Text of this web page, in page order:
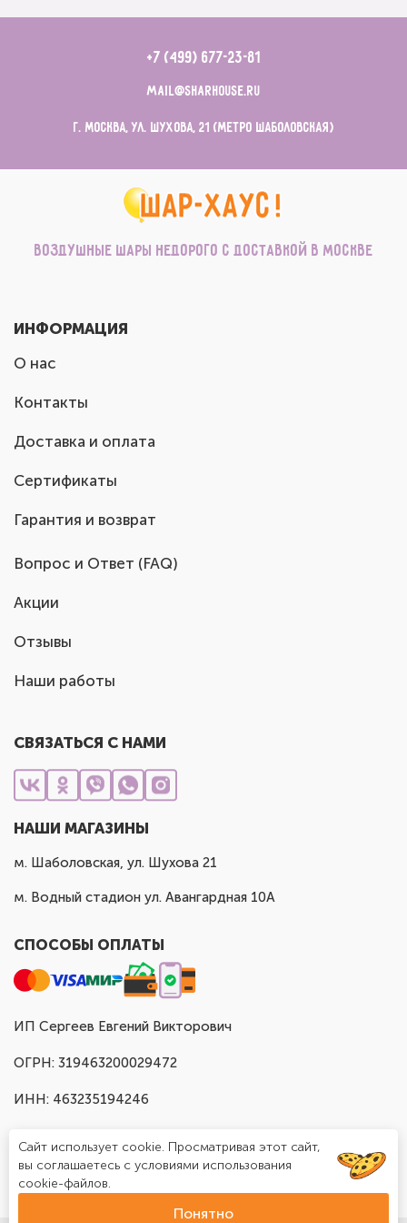
+7 (499) 677-23-81
mail@sharhouse.ru
г. Москва, ул. Шухова, 21 (метро Шаболовская)
Воздушные шары недорого с доставкой в Москве
ИНФОРМАЦИЯ
О нас
Контакты
Доставка и оплата
Сертификаты
Гарантия и возврат
Вопрос и Ответ (FAQ)
Акции
Отзывы
Наши работы
СВЯЗАТЬСЯ С НАМИ
НАШИ МАГАЗИНЫ
м. Шаболовская, ул. Шухова 21
м. Водный стадион ул. Авангардная 10А
СПОСОБЫ ОПЛАТЫ
ИП Сергеев Евгений Викторович
ОГРН: 319463200029472
ИНН: 463235194246
Сайт использует cookie. Просматривая этот сайт,
вы соглашаетесь с условиями использования
cookie-файлов.
Понятно